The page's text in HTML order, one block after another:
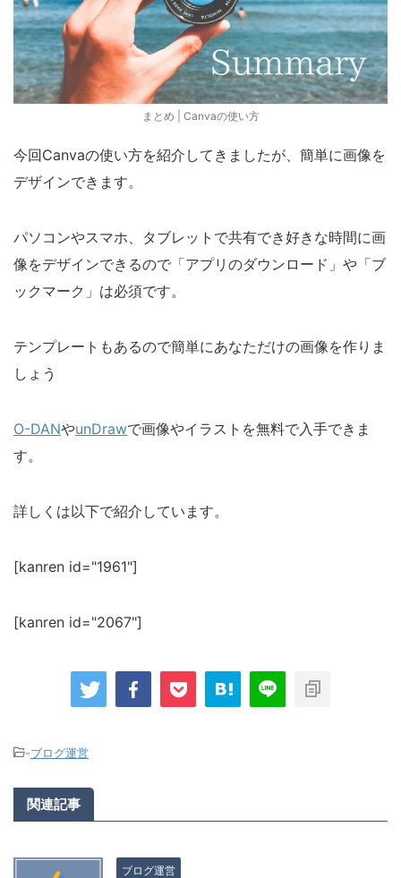
まとめ | Canvaの使い方
今回Canvaの使い方を紹介してきましたが、簡単に画像を
デザインできます。
パソコンやスマホ、タブレットで共有でき好きな時間に画
像をデザインできるので「アプリのダウンロード」や「ブ
ックマーク」は必須です。
テンプレートもあるので簡単にあなただけの画像を作りま
しょう
O-DANやunDrawで画像やイラストを無料で入手できま
す。
詳しくは以下で紹介しています。
[kanren id="1961"]
[kanren id="2067"]
-ブログ運営
関連記事
ブログ運営